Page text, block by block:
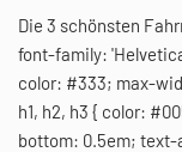
Die 3 schönsten
font-family:
color: #333; max-
h1, h2, h3 { color:
bottom: 0.5em; text-